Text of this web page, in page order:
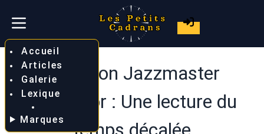
Accueil
Articles
Galerie
Lexique
Marques
Hamilton Jazzmaster
Regulator : Une lecture du